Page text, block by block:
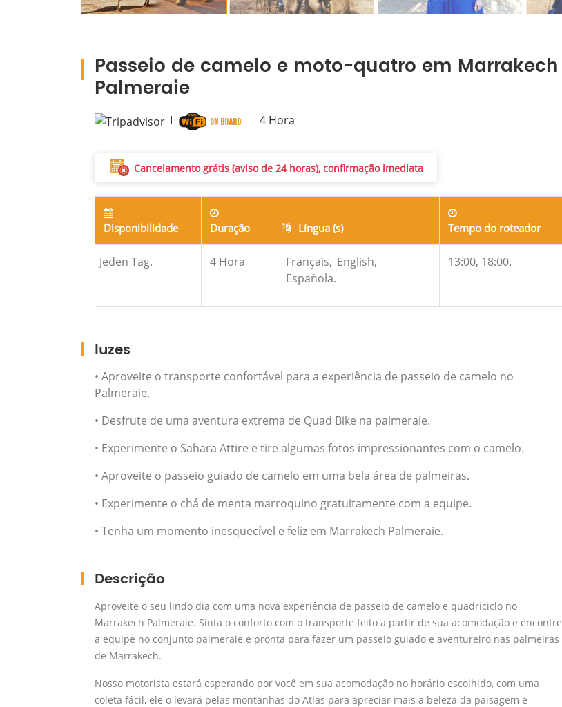
Passeio de camelo e moto-quatro em Marrakech
Palmeraie
4 Hora
Cancelamento grátis (aviso de 24 horas), confirmação imediata
Disponibilidade Duração Língua (s) Tempo do roteador
Jeden Tag. 4 Hora Français, English,
Española.
13:00, 18:00.
luzes
• Aproveite o transporte confortável para a experiência de passeio de camelo no
Palmeraie.
• Desfrute de uma aventura extrema de Quad Bike na palmeraie.
• Experimente o Sahara Attire e tire algumas fotos impressionantes com o camelo.
• Aproveite o passeio guiado de camelo em uma bela área de palmeiras.
• Experimente o chá de menta marroquino gratuitamente com a equipe.
• Tenha um momento inesquecível e feliz em Marrakech Palmeraie.
Descrição
Aproveite o seu lindo dia com uma nova experiência de passeio de camelo e quadriciclo no
Marrakech Palmeraie. Sinta o conforto com o transporte feito a partir de sua acomodação e encontre
a equipe no conjunto palmeraie e pronta para fazer um passeio guiado e aventureiro nas palmeiras
de Marrakech.
Nosso motorista estará esperando por você em sua acomodação no horário escolhido, com uma
coleta fácil, ele o levará pelas montanhas do Atlas para apreciar mais a beleza da paisagem e